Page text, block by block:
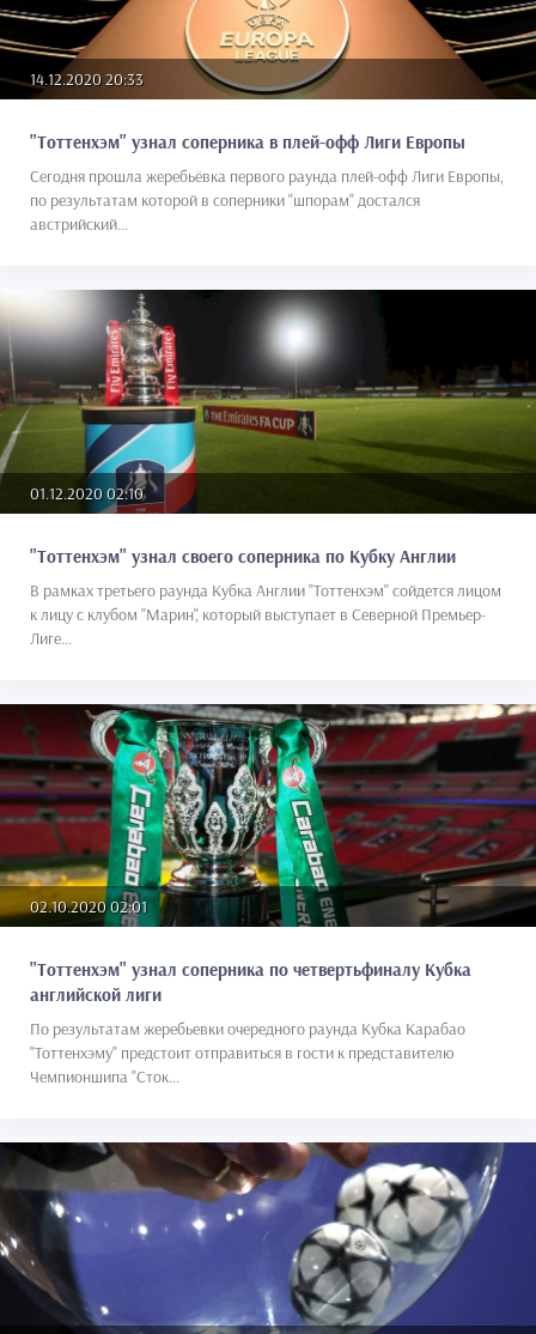
14.12.2020 20:33
"Тоттенхэм" узнал соперника в плей-офф Лиги Европы
Сегодня прошла жеребьёвка первого раунда плей-офф Лиги Европы,
по результатам которой в соперники "шпорам" достался
австрийский...
01.12.2020 02:10
"Тоттенхэм" узнал своего соперника по Кубку Англии
В рамках третьего раунда Кубка Англии "Тоттенхэм" сойдется лицом
к лицу с клубом "Марин", который выступает в Северной Премьер-
Лиге...
02.10.2020 02:01
"Тоттенхэм" узнал соперника по четвертьфиналу Кубка
английской лиги
По результатам жеребьевки очередного раунда Кубка Карабао
"Тоттенхэму" предстоит отправиться в гости к представителю
Чемпионшипа "Сток...